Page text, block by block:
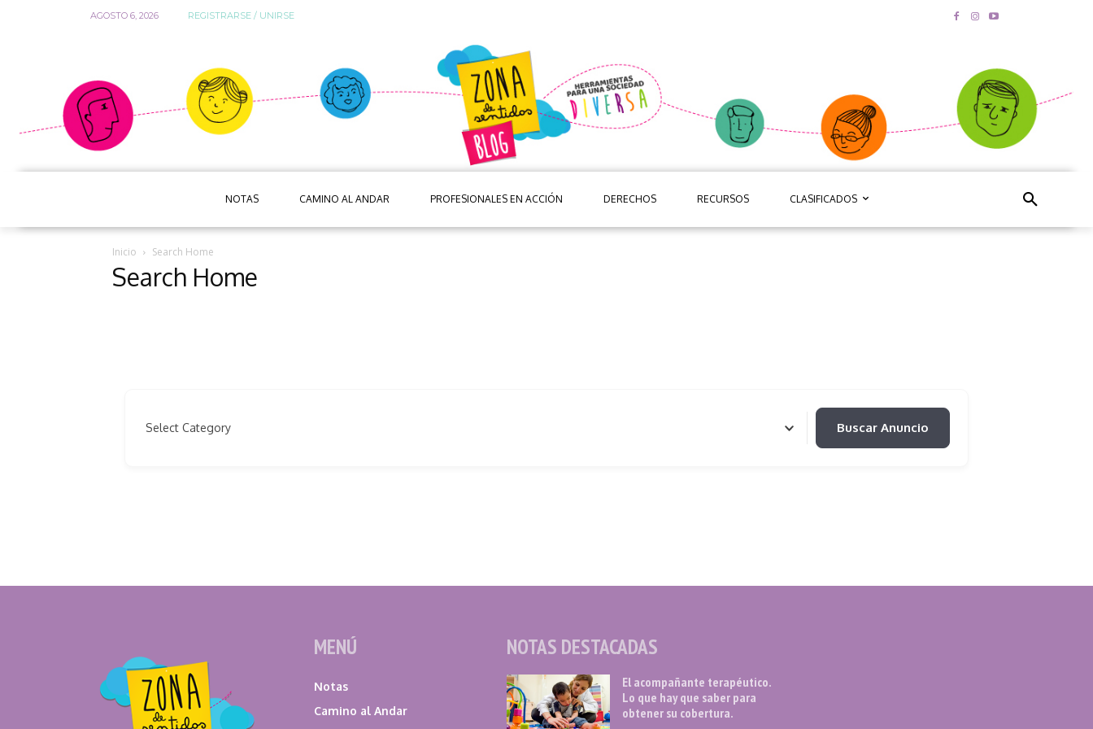
AGOSTO 6, 2026 REGISTRARSE / UNIRSE
NOTAS CAMINO AL ANDAR PROFESIONALES EN ACCIÓN DERECHOS RECURSOS CLASIFICADOS
Inicio Search Home
Search Home
Select Category Buscar Anuncio
MENÚ
Notas
Camino al Andar
NOTAS DESTACADAS
El acompañante terapéutico.
Lo que hay que saber para
obtener su cobertura.